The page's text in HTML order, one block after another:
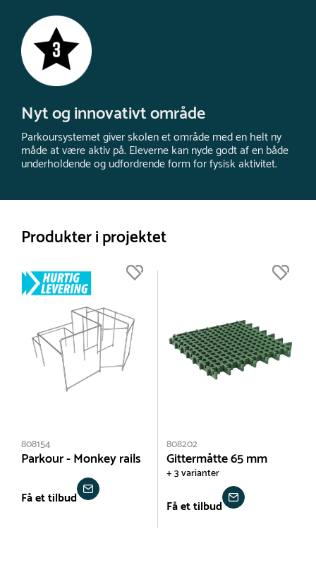
Nyt og innovativt område
Parkoursystemet giver skolen et område med en helt ny
måde at være aktiv på. Eleverne kan nyde godt af en både
underholdende og udfordrende form for fysisk aktivitet.
Produkter i projektet
808154
Parkour - Monkey rails
Få et tilbud
808202
Gittermåtte 65 mm
+ 3 varianter
Få et tilbud